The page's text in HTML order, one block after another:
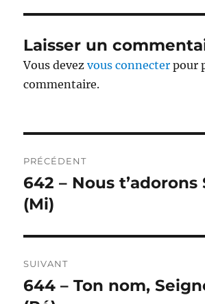
Laisser un
Vous devezvous connecter pour
commentaire.
de
l’article
PRÉCÉDENT
Publication
précédente :
642 – Nous
(Mi)
SUIVANT
Publication
644 – Ton nom,